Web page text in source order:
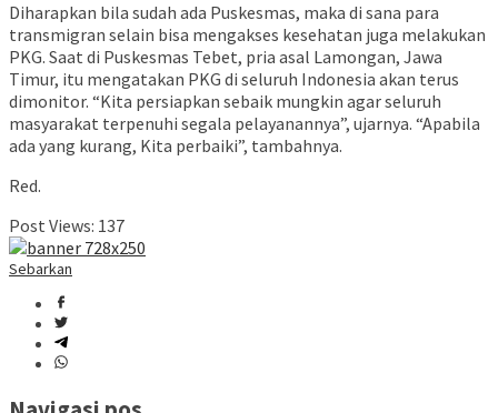
Diharapkan bila sudah ada Puskesmas, maka di sana para
transmigran selain bisa mengakses kesehatan juga melakukan
PKG. Saat di Puskesmas Tebet, pria asal Lamongan, Jawa
Timur, itu mengatakan PKG di seluruh Indonesia akan terus
dimonitor. “Kita persiapkan sebaik mungkin agar seluruh
masyarakat terpenuhi segala pelayanannya”, ujarnya. “Apabila
ada yang kurang, Kita perbaiki”, tambahnya.
Red.
Post Views: 137
Sebarkan